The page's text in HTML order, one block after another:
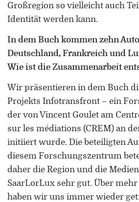
Professor für
Luxemburg
Leiter des
for Border
Stv. Leiter des
Border Studies
Forschung zu
Praxis-,
vergrenzten
Arbeitsgruppen
Großregion so vielleicht auch
Identität werden kann.
In dem Buch kommen zehn
Deutschland, Frankreich und
Wie ist die Zusammenarbeit
Wir präsentieren in dem Buch
Projekts Infotransfront – ein
der von Vincent Goulet am
sur les médiations (CREM) an
initiiert wurde. Die beteiligten
diesem Forschungszentrum
daher die Region und die
SaarLorLux sehr gut. Über
haben wir uns immer wieder